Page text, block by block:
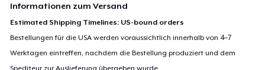
Informationen zum Versand
Estimated Shipping Timelines: US-bound orders
Bestellungen für die USA werden voraussichtlich innerhalb von 4–7
Werktagen eintreffen, nachdem die Bestellung produziert und dem
Spediteur zur Auslieferung übergeben wurde.